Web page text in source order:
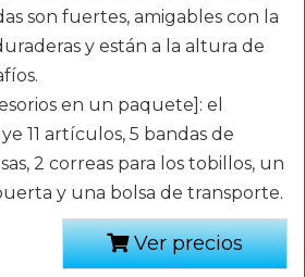
son fuertes, amigables con la
y están a la altura de
en un paquete]: el
11 artículos, 5 bandas de
2 correas para los tobillos, un
y una bolsa de transporte.
Ver precios